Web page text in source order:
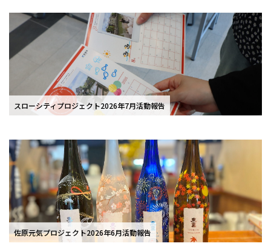
スローシティプロジェクト2026年7月活動報告
佐原元気プロジェクト2026年6月活動報告